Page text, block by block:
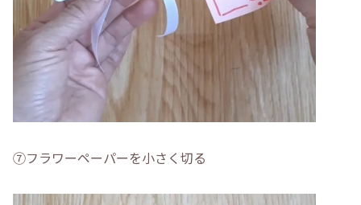
⑦フラワーペーパーを小さく切る